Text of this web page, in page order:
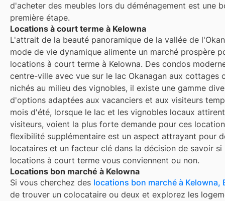
d'acheter des meubles lors du déménagement est une
première étape.
Locations à court terme à Kelowna
L'attrait de la beauté panoramique de la vallée de
mode de vie dynamique alimente un marché prospère
locations à court terme à Kelowna. Des condos
centre-ville avec vue sur le lac Okanagan aux cottages
nichés au milieu des vignobles, il existe une gamme
d'options adaptées aux vacanciers et aux visiteurs
mois d'été, lorsque le lac et les vignobles locaux
visiteurs, voient la plus forte demande pour ces
flexibilité supplémentaire est un aspect attrayant pour
locataires et un facteur clé dans la décision de savoir si
locations à court terme vous conviennent ou non.
Locations bon marché à Kelowna
Si vous cherchez des locations bon marché à Kelowna,
de trouver un colocataire ou deux et explorez les